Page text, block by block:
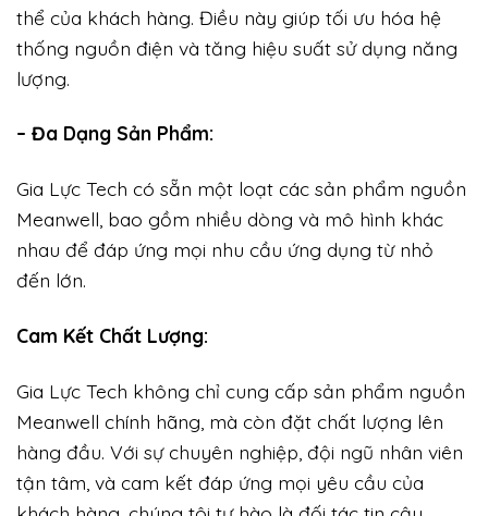
thể của khách hàng. Điều này giúp tối ưu hóa hệ
thống nguồn điện và tăng hiệu suất sử dụng năng
lượng.
– Đa Dạng Sản Phẩm:
Gia Lực Tech có sẵn một loạt các sản phẩm nguồn
Meanwell, bao gồm nhiều dòng và mô hình khác
nhau để đáp ứng mọi nhu cầu ứng dụng từ nhỏ
đến lớn.
Cam Kết Chất Lượng:
Gia Lực Tech không chỉ cung cấp sản phẩm nguồn
Meanwell chính hãng, mà còn đặt chất lượng lên
hàng đầu. Với sự chuyên nghiệp, đội ngũ nhân viên
tận tâm, và cam kết đáp ứng mọi yêu cầu của